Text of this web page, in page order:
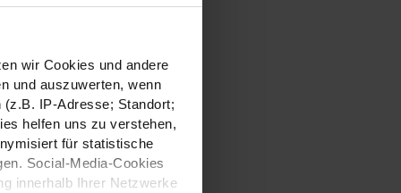
wir Cookies und andere
und auszuwerten, wenn
IP-Adresse; Standort;
helfen uns zu verstehen,
für statistische
Social-Media-Cookies
innerhalb Ihrer Netzwerke